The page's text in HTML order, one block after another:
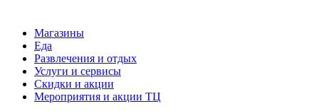
Магазины
Еда
Развлечения и отдых
Услуги и сервисы
Скидки и акции
Мероприятия и акции ТЦ